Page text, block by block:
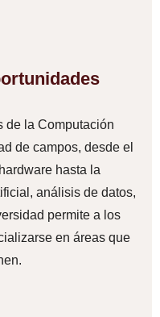
de la Computación
de campos, desde el
hasta la
análisis de datos,
permite a los
en áreas que